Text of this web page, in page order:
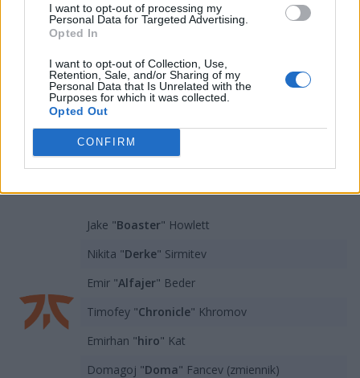
I want to opt-out of processing my
Personal Data for Targeted Advertising.
Opted In
I want to opt-out of Collection, Use,
Retention, Sale, and/or Sharing of my
Personal Data that Is Unrelated with the
Purposes for which it was collected.
Opted Out
CONFIRM
styczniem 2022. Wówczas zdobył wraz z nią
wicemistrzostwo VALORANT Masters Reykjavík 2021.
Niemniej od maja ubiegłego roku, gdy opuścił Velocity
Gaming, pozostawał bez drużyny. Dodatkowo zespół
będzie mógł też liczyć na pomoc Martina "Anderzza"
Schelasina. Amerykanin, który w 2023 roku był
konsultantem strategicznym, teraz dołącza do sztabu
jako strategiczny trener.
Jake "Boaster" Howlett
Nikita "Derke" Sirmitev
Emir "Alfajer" Beder
Timofey "Chronicle" Khromov
Emirhan "hiro" Kat
Domagoj "Doma" Fancev (zmiennik)